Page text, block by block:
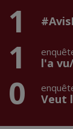
1
1 l'a
0 Veut